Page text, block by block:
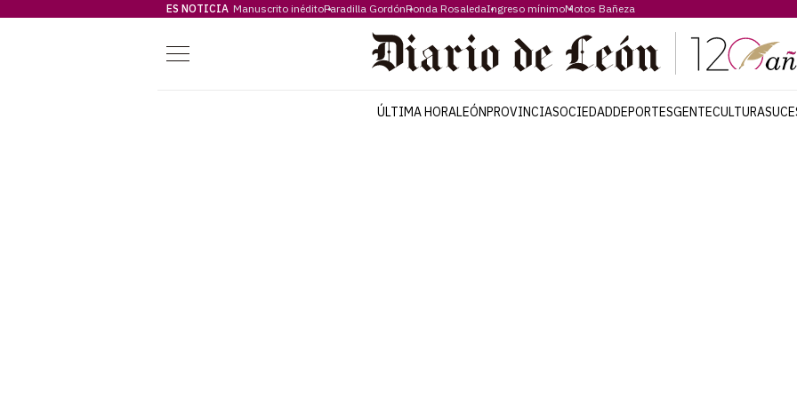
ES NOTICIA Manuscrito inéditoParadilla GordónRonda RosaledaIngreso mínimoMotos Bañeza
Menú
ÚLTIMA HORALEÓNPROVINCIASOCIEDADDEPORTESGENTECULTURA